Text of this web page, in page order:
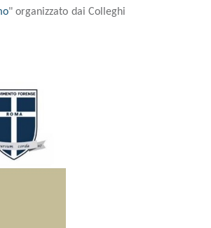
" organizzato dai Colleghi